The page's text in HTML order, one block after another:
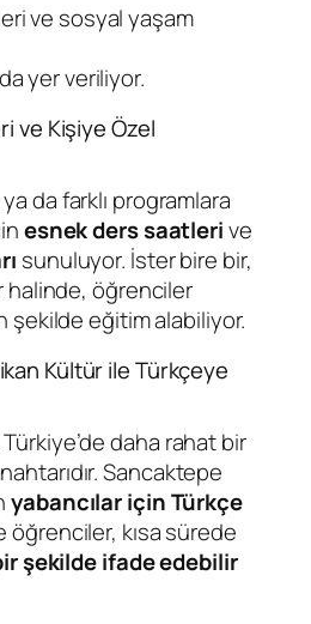
ve sosyal yaşam
yer veriliyor.
ve Kişiye Özel
da farklı programlara
esnek ders saatlerive
sunuluyor. İster bire bir,
halinde, öğrenciler
şekilde eğitim alabiliyor.
Kültür ile Türkçeye
daha rahat bir
Sancaktepe
yabancılar için Türkçe
öğrenciler, kısa sürede
şekilde ifade edebilir